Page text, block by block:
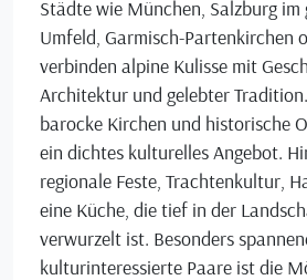
Städte wie München, Salzburg im
Umfeld, Garmisch-Partenkirchen
verbinden alpine Kulisse mit
Architektur und gelebter
barocke Kirchen und historische
ein dichtes kulturelles Angebot.
regionale Feste, Trachtenkultur,
eine Küche, die tief in der
verwurzelt ist. Besonders
kulturinteressierte Paare ist die